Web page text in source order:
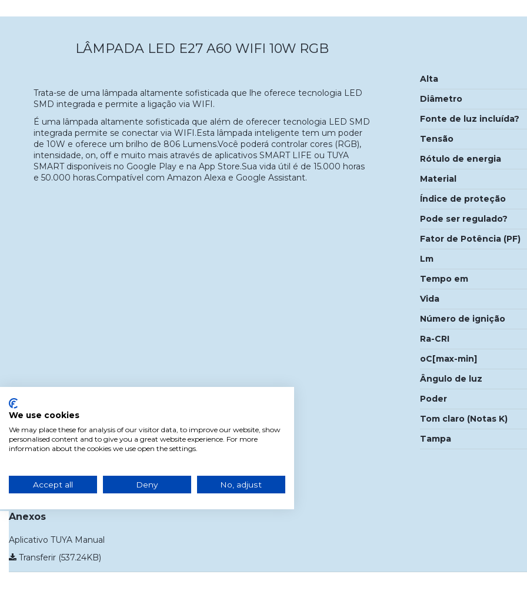
LÂMPADA LED E27 A60 WIFI 10W RGB
Trata-se de uma lâmpada altamente sofisticada que lhe oferece tecnologia LED
SMD integrada e permite a ligação via WIFI.
É uma lâmpada altamente sofisticada que além de oferecer tecnologia LED SMD
integrada permite se conectar via WIFI.Esta lâmpada inteligente tem um poder
de 10W e oferece um brilho de 806 Lumens.Você poderá controlar cores (RGB),
intensidade, on, off e muito mais através de aplicativos SMART LIFE ou TUYA
SMART disponíveis no Google Play e na App Store.Sua vida útil é de 15.000 horas
e 50.000 horas.Compatível com Amazon Alexa e Google Assistant.
Alta
Diâmetro
Fonte de luz incluída?
Tensão
Rótulo de energia
Material
Índice de proteção
Pode ser regulado?
Fator de Potência (PF)
Lm
Tempo em
Vida
Número de ignição
Ra-CRI
oC[max-min]
Ângulo de luz
Poder
Tom claro (Notas K)
Tampa
Anexos
Aplicativo TUYA Manual
Transferir (537.24KB)
We use cookies
We may place these for analysis of our visitor data, to improve our website, show
personalised content and to give you a great website experience. For more
information about the cookies we use open the settings.
Accept all Deny No, adjust